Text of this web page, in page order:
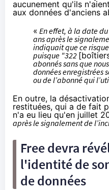
aucunement qu'ils
aux données d'anciens
« En effet, à la date
ans après le
indiquait que ce
puisque "322
abonnés sans que nous
données enregistrées
ou de l’abonné qui
En outre, la
restituées, qui a de fait
n'a eu lieu qu'en juillet
après le signalement de
Free devra
l'identité de
de données